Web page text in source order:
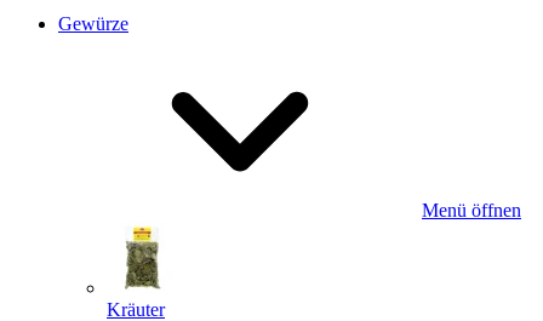
Gewürze
Menü öffnen
Kräuter